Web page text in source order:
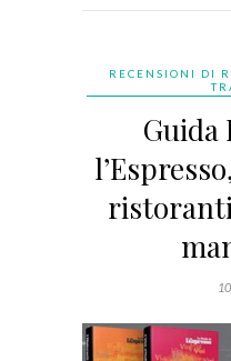
RECENSIONI DI